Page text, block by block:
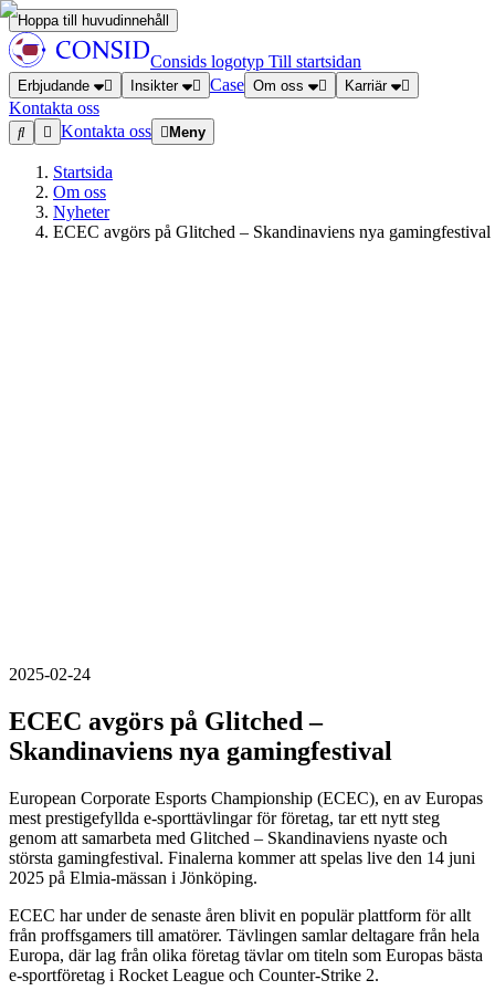
Hoppa till huvudinnehåll
Consids logotyp Till startsidan
Erbjudande Insikter Case Om oss Karriär
Kontakta oss
Kontakta oss
Meny
Startsida
Om oss
Nyheter
ECEC avgörs på Glitched – Skandinaviens nya gamingfestival
2025-02-24
ECEC avgörs på Glitched –
Skandinaviens nya gamingfestival
European Corporate Esports Championship (ECEC), en av Europas
mest prestigefyllda e-sporttävlingar för företag, tar ett nytt steg
genom att samarbeta med Glitched – Skandinaviens nyaste och
största gamingfestival. Finalerna kommer att spelas live den 14 juni
2025 på Elmia-mässan i Jönköping.
ECEC har under de senaste åren blivit en populär plattform för allt
från proffsgamers till amatörer. Tävlingen samlar deltagare från hela
Europa, där lag från olika företag tävlar om titeln som Europas bästa
e-sportföretag i Rocket League och Counter-Strike 2.